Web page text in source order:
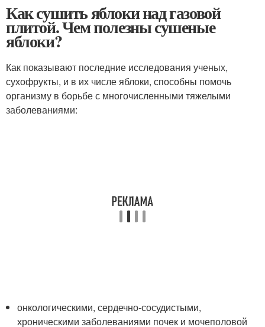
Как сушить яблоки над газовой
плитой. Чем полезны сушеные
яблоки?
Как показывают последние исследования ученых,
сухофрукты, и в их числе яблоки, способны помочь
организму в борьбе с многочисленными тяжелыми
заболеваниями:
онкологическими, сердечно-сосудистыми,
хроническими заболеваниями почек и мочеполовой